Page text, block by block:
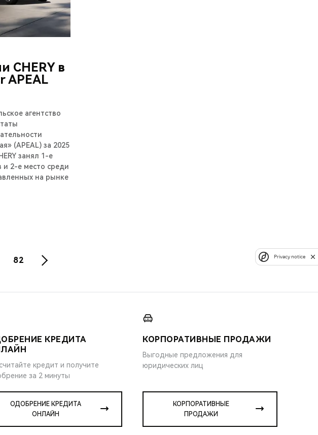
CHERY в
APEAL
агентство
(APEAL) за 2025
занял 1-е
и 2-е место среди
на рынке
82
КРЕДИТА
кредит и получите
за 2 минуты
ОДОБРЕНИЕ КРЕДИТА
ОНЛАЙН
КОРПОРАТИВНЫЕ ПРОДАЖИ
Выгодные предложения для
юридических лиц
КОРПОРАТИВНЫЕ
ПРОДАЖИ
Privacy notice